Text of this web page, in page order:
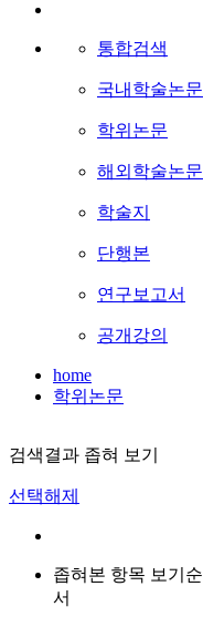
통합검색
국내학술논문
학위논문
해외학술논문
학술지
단행본
연구보고서
공개강의
home
학위논문
검색결과 좁혀 보기
선택해제
좁혀본 항목 보기순
서